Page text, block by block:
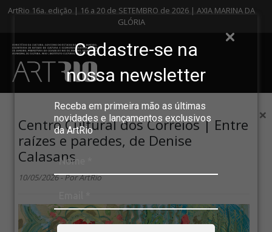
Cadastre-se na
nossa newsletter
Receba em primeira mão as últimas
novidades e lançamentos exclusivos
da ArtRio
ArtRio 16a. edição | 16 a 20 de SETEMBRO de 2026 | AXIA MARINA DA
GLÓRIA
×
Centro Cultural dos Correios | Entre
raízes e paredes, de Denise
Calasans
10/05/2026 - Por ArtRio